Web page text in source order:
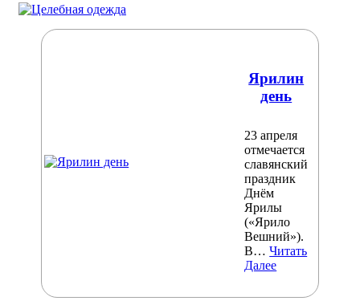
Ярилин
день
23 апреля
отмечается
славянский
праздник
Днём
Ярилы
(«Ярило
Вешний»).
В…Читать
Далее